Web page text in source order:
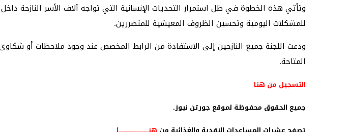
وتأتي هذه الخطوة في ظل استمرار التحديات الإنسانية التي تواجه آلاف الأسر النازحة
للمشكلات اليومية وتحسين الظروف المعيشية للمتضررين.
ودعت اللجنة جميع النازحين إلى الاستفادة من الرابط المخصص عند وجود ملاحظات أو
المتاحة.
التسجيل من هنا
جميع الحقوق محفوظة لموقع جورتن نيوز.